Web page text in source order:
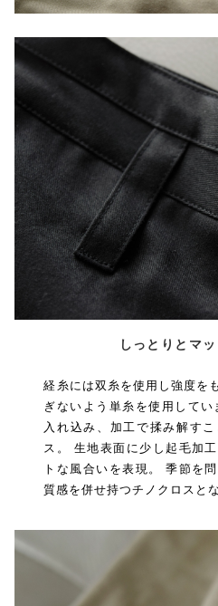
しっとりとマ
経糸には双糸を使用し強度を
ぎないよう単糸を使用して
入れ込み、加工で揉み解す
ス。 生地表面に少し起毛加
トな風合いを表現。 季節を
質感を併せ持つチノクロスと